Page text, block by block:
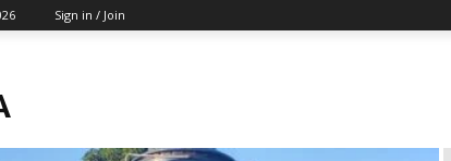
Sign in / Join